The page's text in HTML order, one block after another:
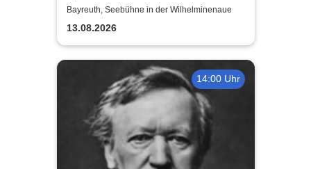
wunderbaren Jahren
Bayreuth, Seebühne in der Wilhelminenaue
13.08.2026
14:00 Uhr